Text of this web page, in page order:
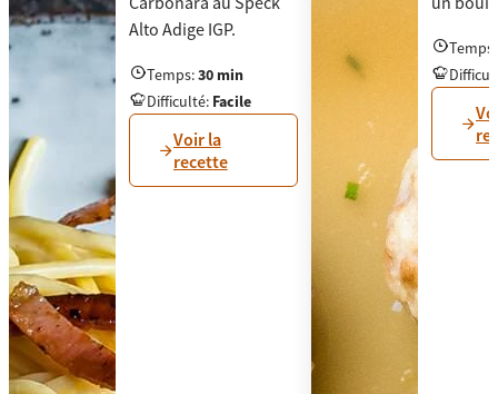
Alto Adige IGP.
Amateurs de pâtes, cette recette est pour vous :
Temps:30 min
Difficulté: Facile
Voir la
recette
Knödel
Temps